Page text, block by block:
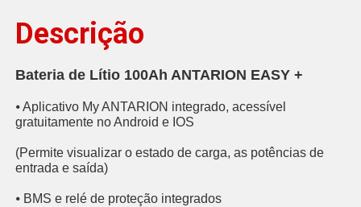
Descrição
Bateria de Lítio 100Ah ANTARION EASY +
⦁ Aplicativo My ANTARION integrado, acessível
gratuitamente no Android e IOS
(Permite visualizar o estado de carga, as potências de
entrada e saída)
⦁ BMS e relé de proteção integrados